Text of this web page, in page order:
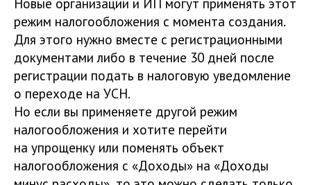
режим налогообложения с момента создания.
Для этого нужно вместе с регистрационными
документами либо в течение 30 дней после
регистрации подать в налоговую уведомление
о переходе на УСН.
Но если вы применяете другой режим
налогообложения и хотите перейти
на упрощенку или поменять объект
налогообложения с «Доходы» на «Доходы